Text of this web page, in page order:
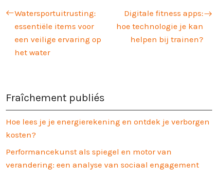
Watersportuitrusting:
essentiële items voor
een veilige ervaring op
het water
Digitale fitness apps:
hoe technologie je kan
helpen bij trainen?
Fraîchement publiés
Hoe lees je je energierekening en ontdek je verborgen
kosten?
Performancekunst als spiegel en motor van
verandering: een analyse van sociaal engagement